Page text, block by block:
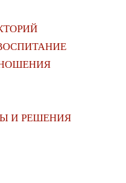
И РЕШЕНИЯ